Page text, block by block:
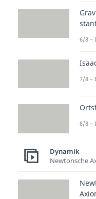
6/8 –
7/8 –
8/8 –
Dynamik
Newtonsche